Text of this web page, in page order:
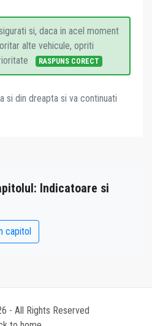
si, daca in acel moment
alte vehicule, opriti
RASPUNS CORECT
si din dreapta si va continuati
Indicatoare si
capitol
- All Rights Reserved